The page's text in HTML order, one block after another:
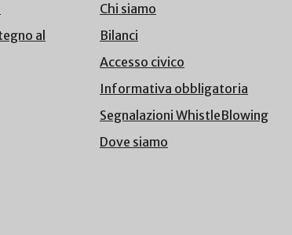
al
Chi siamo
Bilanci
Accesso civico
Informativa obbligatoria
Segnalazioni WhistleBlowing
Dove siamo